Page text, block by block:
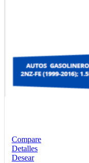
Compare
Detalles
Desear